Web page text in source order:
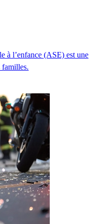
à l’enfance (ASE) est une
familles.